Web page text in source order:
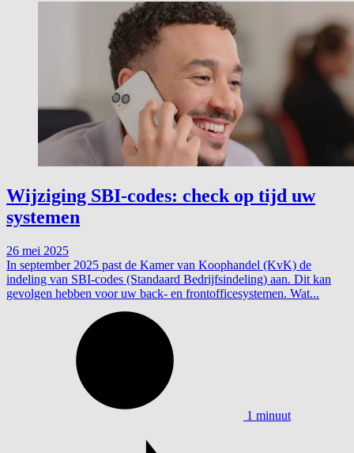
Wijziging SBI-codes: check op tijd uw
systemen
26 mei 2025
In september 2025 past de Kamer van Koophandel (KvK) de
indeling van SBI-codes (Standaard Bedrijfsindeling) aan. Dit kan
gevolgen hebben voor uw back- en frontofficesystemen. Wat...
1 minuut